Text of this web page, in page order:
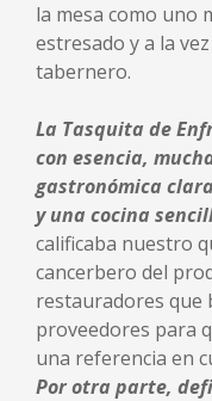
la mesa como uno
estresado y a la
tabernero.
La Tasquita de
con esencia,
gastronómica
y una cocina
calificaba nuestro
cancerbero del
restauradores que
proveedores para
una referencia en
Por otra parte,